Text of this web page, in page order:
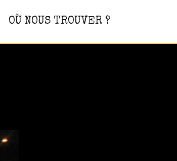
OÙ NOUS TROUVER ?